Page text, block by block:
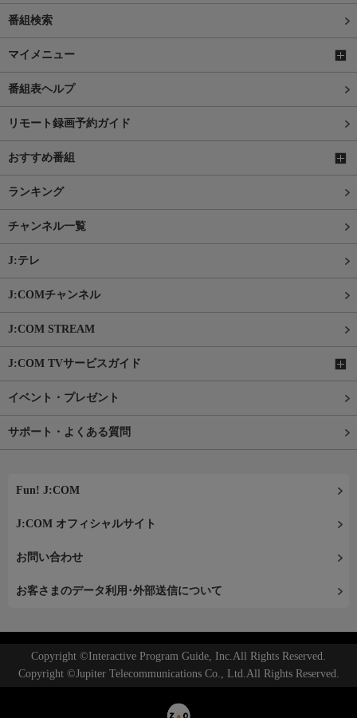
番組検索
マイメニュー
番組表ヘルプ
リモート録画予約ガイド
おすすめ番組
ランキング
チャンネル一覧
J:テレ
J:COMチャンネル
J:COM STREAM
J:COM TVサービスガイド
イベント・プレゼント
サポート・よくある質問
Fun! J:COM
J:COM オフィシャルサイト
お問い合わせ
お客さまのデータ利用･外部送信について
Copyright ©Interactive Program Guide, Inc.All Rights Reserved.
Copyright ©Jupiter Telecommunications Co., Ltd.All Rights Reserved.